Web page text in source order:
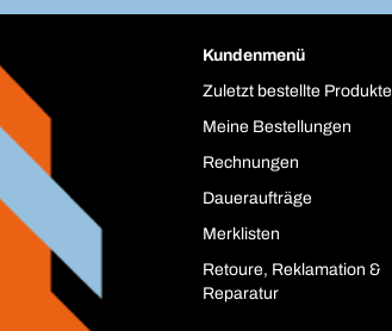
Kundenmenü
Zuletzt bestellte Produkte
Meine Bestellungen
Rechnungen
Daueraufträge
Merklisten
Retoure, Reklamation &
Reparatur